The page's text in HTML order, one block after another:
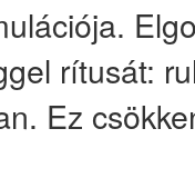
rítusát:
Ez